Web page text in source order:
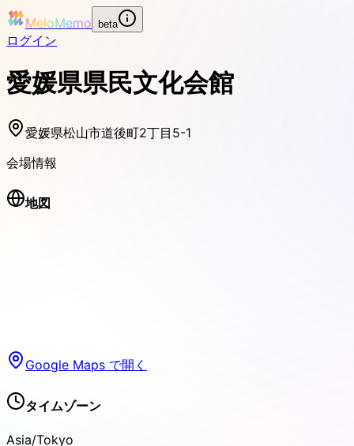
MeloMemo beta
ログイン
愛媛県県民文化会館
愛媛県松山市道後町2丁目5-1
会場情報
地図
Google Maps で開く
タイムゾーン
Asia/Tokyo